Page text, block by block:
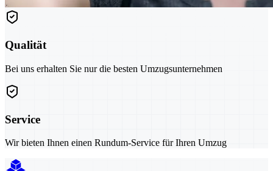
Qualität
Bei uns erhalten Sie nur die besten Umzugsunternehmen
Service
Wir bieten Ihnen einen Rundum-Service für Ihren Umzug